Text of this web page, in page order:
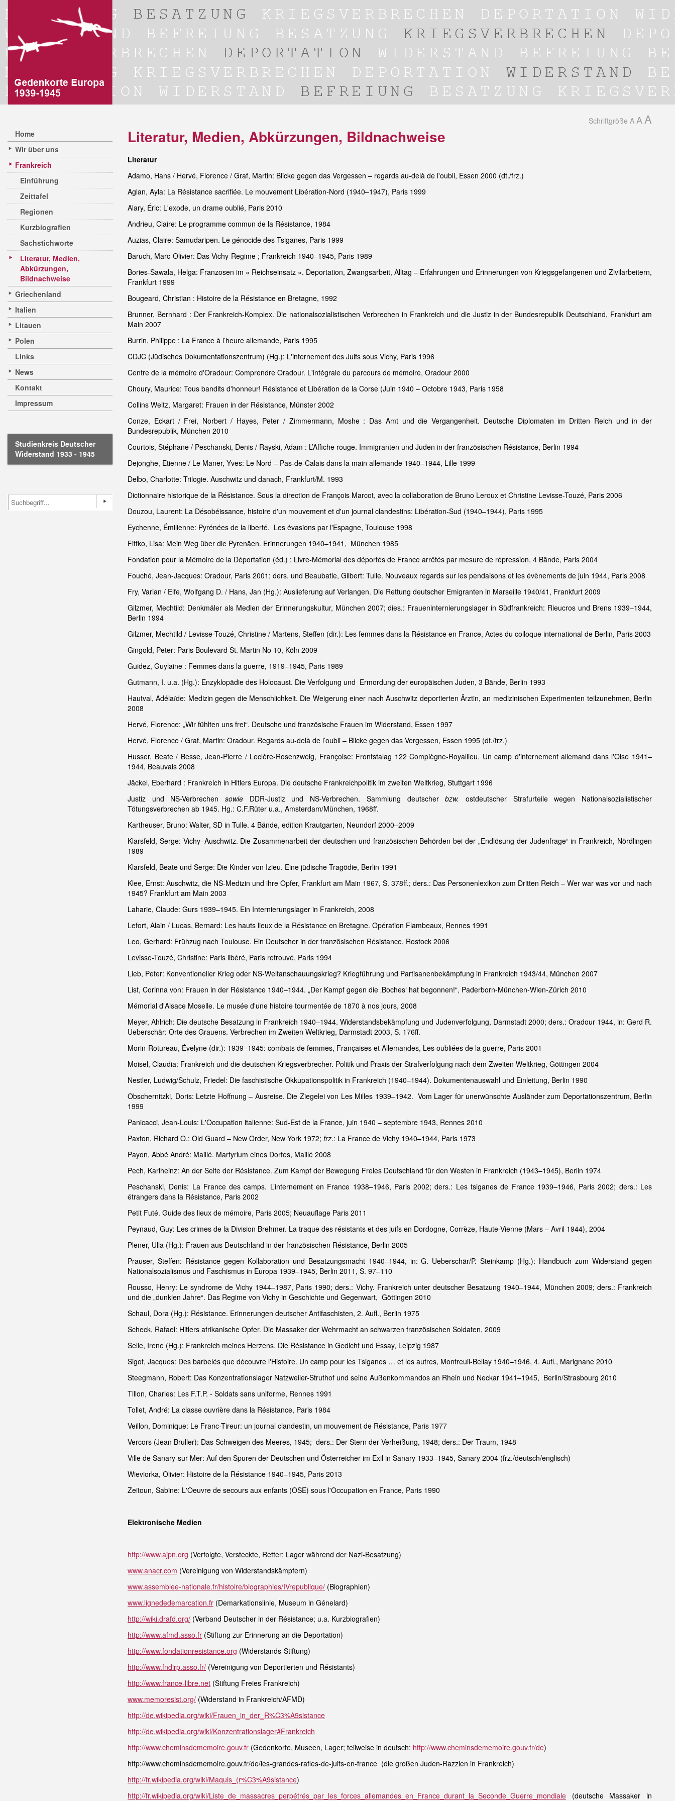
Home
Wir über uns
Frankreich
Einführung
Zeittafel
Regionen
Kurzbiografien
Sachstichworte
Literatur, Medien,
Abkürzungen,
Bildnachweise
Griechenland
Italien
Litauen
Polen
Links
News
Kontakt
Impressum
Studienkreis Deutscher
Widerstand 1933 - 1945
Schriftgröße A A A
Literatur, Medien, Abkürzungen, Bildnachweise
Literatur
Adamo, Hans / Hervé, Florence / Graf, Martin: Blicke gegen das Vergessen – regards au-delà de l'oubli, Essen 2000 (dt./frz.)
Aglan, Ayla: La Résistance sacrifiée. Le mouvement Libération-Nord (1940–1947), Paris 1999
Alary, Éric: L'exode, un drame oublié, Paris 2010
Andrieu, Claire: Le programme commun de la Résistance, 1984
Auzias, Claire: Samudaripen. Le génocide des Tsiganes, Paris 1999
Baruch, Marc-Olivier: Das Vichy-Regime ; Frankreich 1940–1945, Paris 1989
Bories-Sawala, Helga: Franzosen im « Reichseinsatz ». Deportation, Zwangsarbeit, Alltag – Erfahrungen und Erinnerungen von Kriegsgefangenen und Zivilarbeitern,
Frankfurt 1999
Bougeard, Christian : Histoire de la Résistance en Bretagne, 1992
Brunner, Bernhard : Der Frankreich-Komplex. Die nationalsozialistischen Verbrechen in Frankreich und die Justiz in der Bundesrepublik Deutschland, Frankfurt am
Main 2007
Burrin, Philippe : La France à l’heure allemande, Paris 1995
CDJC (Jüdisches Dokumentationszentrum) (Hg.): L'internement des Juifs sous Vichy, Paris 1996
Centre de la mémoire d'Oradour: Comprendre Oradour. L'intégrale du parcours de mémoire, Oradour 2000
Choury, Maurice: Tous bandits d'honneur! Résistance et Libération de la Corse (Juin 1940 – Octobre 1943, Paris 1958
Collins Weitz, Margaret: Frauen in der Résistance, Münster 2002
Conze, Eckart / Frei, Norbert / Hayes, Peter / Zimmermann, Moshe : Das Amt und die Vergangenheit. Deutsche Diplomaten im Dritten Reich und in der
Bundesrepublik, München 2010
Courtois, Stéphane / Peschanski, Denis / Rayski, Adam : L’Affiche rouge. Immigranten und Juden in der französischen Résistance, Berlin 1994
Dejonghe, Etienne / Le Maner, Yves: Le Nord – Pas-de-Calais dans la main allemande 1940–1944, Lille 1999
Delbo, Charlotte: Trilogie. Auschwitz und danach, Frankfurt/M. 1993
Dictionnaire historique de la Résistance. Sous la direction de François Marcot, avec la collaboration de Bruno Leroux et Christine Levisse-Touzé, Paris 2006
Douzou, Laurent: La Désobéissance, histoire d'un mouvement et d'un journal clandestins: Libération-Sud (1940–1944), Paris 1995
Eychenne, Émilienne: Pyrénées de la liberté. Les évasions par l'Espagne, Toulouse 1998
Fittko, Lisa: Mein Weg über die Pyrenäen. Erinnerungen 1940–1941, München 1985
Fondation pour la Mémoire de la Déportation (éd.) : Livre-Mémorial des déportés de France arrêtés par mesure de répression, 4 Bände, Paris 2004
Fouché, Jean-Jacques: Oradour, Paris 2001; ders. und Beaubatie, Gilbert: Tulle. Nouveaux regards sur les pendaisons et les évènements de juin 1944, Paris 2008
Fry, Varian / Elfe, Wolfgang D. / Hans, Jan (Hg.): Auslieferung auf Verlangen. Die Rettung deutscher Emigranten in Marseille 1940/41, Frankfurt 2009
Gilzmer, Mechtild: Denkmäler als Medien der Erinnerungskultur, München 2007; dies.: Fraueninternierungslager in Südfrankreich: Rieucros und Brens 1939–1944,
Berlin 1994
Gilzmer, Mechtild / Levisse-Touzé, Christine / Martens, Steffen (dir.): Les femmes dans la Résistance en France, Actes du colloque international de Berlin, Paris 2003
Gingold, Peter: Paris Boulevard St. Martin No 10, Köln 2009
Guidez, Guylaine : Femmes dans la guerre, 1919–1945, Paris 1989
Gutmann, I. u.a. (Hg.): Enzyklopädie des Holocaust. Die Verfolgung und Ermordung der europäischen Juden, 3 Bände, Berlin 1993
Hautval, Adélaїde: Medizin gegen die Menschlichkeit. Die Weigerung einer nach Auschwitz deportierten Ärztin, an medizinischen Experimenten teilzunehmen, Berlin
2008
Hervé, Florence: „Wir fühlten uns frei“. Deutsche und französische Frauen im Widerstand, Essen 1997
Hervé, Florence / Graf, Martin: Oradour. Regards au-delà de l’oubli – Blicke gegen das Vergessen, Essen 1995 (dt./frz.)
Husser, Beate / Besse, Jean-Pierre / Leclère-Rosenzweig, Françoise: Frontstalag 122 Compiègne-Royallieu. Un camp d'internement allemand dans l'Oise 1941–
1944, Beauvais 2008
Jäckel, Eberhard : Frankreich in Hitlers Europa. Die deutsche Frankreichpolitik im zweiten Weltkrieg, Stuttgart 1996
Justiz und NS-Verbrechensowie DDR-Justiz und NS-Verbrechen. Sammlung deutscherbzw. ostdeutscher Strafurteile wegen Nationalsozialistischer
Tötungsverbrechen ab 1945. Hg.: C.F.Rüter u.a., Amsterdam/München, 1968ff.
Kartheuser, Bruno: Walter, SD in Tulle. 4 Bände, edition Krautgarten, Neundorf 2000–2009
Klarsfeld, Serge: Vichy–Auschwitz. Die Zusammenarbeit der deutschen und französischen Behörden bei der „Endlösung der Judenfrage“ in Frankreich, Nördlingen
1989
Klarsfeld, Beate und Serge: Die Kinder von Izieu. Eine jüdische Tragödie, Berlin 1991
Klee, Ernst: Auschwitz, die NS-Medizin und ihre Opfer, Frankfurt am Main 1967, S. 378ff.; ders.: Das Personenlexikon zum Dritten Reich – Wer war was vor und nach
1945? Frankfurt am Main 2003
Laharie, Claude: Gurs 1939–1945. Ein Internierungslager in Frankreich, 2008
Lefort, Alain / Lucas, Bernard: Les hauts lieux de la Résistance en Bretagne. Opération Flambeaux, Rennes 1991
Leo, Gerhard: Frühzug nach Toulouse. Ein Deutscher in der französischen Résistance, Rostock 2006
Levisse-Touzé, Christine: Paris libéré, Paris retrouvé, Paris 1994
Lieb, Peter: Konventioneller Krieg oder NS-Weltanschauungskrieg? Kriegführung und Partisanenbekämpfung in Frankreich 1943/44, München 2007
List, Corinna von: Frauen in der Résistance 1940–1944. „Der Kampf gegen die ‚Boches‘ hat begonnen!“, Paderborn-München-Wien-Zürich 2010
Mémorial d'Alsace Moselle. Le musée d'une histoire tourmentée de 1870 à nos jours, 2008
Meyer, Ahlrich: Die deutsche Besatzung in Frankreich 1940–1944. Widerstandsbekämpfung und Judenverfolgung, Darmstadt 2000; ders.: Oradour 1944, in: Gerd R.
Ueberschär: Orte des Grauens. Verbrechen im Zweiten Weltkrieg, Darmstadt 2003, S. 176ff.
Morin-Rotureau, Évelyne (dir.): 1939–1945: combats de femmes, Françaises et Allemandes, Les oubliées de la guerre, Paris 2001
Moisel, Claudia: Frankreich und die deutschen Kriegsverbrecher. Politik und Praxis der Strafverfolgung nach dem Zweiten Weltkrieg, Göttingen 2004
Nestler, Ludwig/Schulz, Friedel: Die faschistische Okkupationspolitik in Frankreich (1940–1944). Dokumentenauswahl und Einleitung, Berlin 1990
Obschernitzki, Doris: Letzte Hoffnung – Ausreise. Die Ziegelei von Les Milles 1939–1942. Vom Lager für unerwünschte Ausländer zum Deportationszentrum, Berlin
1999
Panicacci, Jean-Louis: L'Occupation italienne: Sud-Est de la France, juin 1940 – septembre 1943, Rennes 2010
Paxton, Richard O.: Old Guard – New Order, New York 1972; frz.: La France de Vichy 1940–1944, Paris 1973
Payon, Abbé André: Maillé. Martyrium eines Dorfes, Maillé 2008
Pech, Karlheinz: An der Seite der Résistance. Zum Kampf der Bewegung Freies Deutschland für den Westen in Frankreich (1943–1945), Berlin 1974
Peschanski, Denis: La France des camps. L’internement en France 1938–1946, Paris 2002; ders.: Les tsiganes de France 1939–1946, Paris 2002; ders.: Les
étrangers dans la Résistance, Paris 2002
Petit Futé. Guide des lieux de mémoire, Paris 2005; Neuauflage Paris 2011
Peynaud, Guy: Les crimes de la Division Brehmer. La traque des résistants et des juifs en Dordogne, Corrèze, Haute-Vienne (Mars – Avril 1944), 2004
Plener, Ulla (Hg.): Frauen aus Deutschland in der französischen Résistance, Berlin 2005
Prauser, Steffen: Résistance gegen Kollaboration und Besatzungsmacht 1940–1944, in: G. Ueberschär/P. Steinkamp (Hg.): Handbuch zum Widerstand gegen
Nationalsozialismus und Faschismus in Europa 1939–1945, Berlin 2011, S. 97–110
Rousso, Henry: Le syndrome de Vichy 1944–1987, Paris 1990; ders.: Vichy. Frankreich unter deutscher Besatzung 1940–1944, München 2009; ders.: Frankreich
und die „dunklen Jahre“. Das Regime von Vichy in Geschichte und Gegenwart, Göttingen 2010
Schaul, Dora (Hg.): Résistance. Erinnerungen deutscher Antifaschisten, 2. Aufl., Berlin 1975
Scheck, Rafael: Hitlers afrikanische Opfer. Die Massaker der Wehrmacht an schwarzen französischen Soldaten, 2009
Selle, Irene (Hg.): Frankreich meines Herzens. Die Résistance in Gedicht und Essay, Leipzig 1987
Sigot, Jacques: Des barbelés que découvre l'Histoire. Un camp pour les Tsiganes … et les autres, Montreuil-Bellay 1940–1946, 4. Aufl., Marignane 2010
Steegmann, Robert: Das Konzentrationslager Natzweiler-Struthof und seine Außenkommandos an Rhein und Neckar 1941–1945, Berlin/Strasbourg 2010
Tillon, Charles: Les F.T.P. - Soldats sans uniforme, Rennes 1991
Tollet, André: La classe ouvrière dans la Résistance, Paris 1984
Veillon, Dominique: Le Franc-Tireur: un journal clandestin, un mouvement de Résistance, Paris 1977
Vercors (Jean Bruller): Das Schweigen des Meeres, 1945; ders.: Der Stern der Verheißung, 1948; ders.: Der Traum, 1948
Ville de Sanary-sur-Mer: Auf den Spuren der Deutschen und Österreicher im Exil in Sanary 1933–1945, Sanary 2004 (frz./deutsch/englisch)
Wieviorka, Olivier: Histoire de la Résistance 1940–1945, Paris 2013
Zeitoun, Sabine: L'Oeuvre de secours aux enfants (OSE) sous l'Occupation en France, Paris 1990
Elektronische Medien
http://www.ajpn.org (Verfolgte, Versteckte, Retter; Lager während der Nazi-Besatzung)
www.anacr.com (Vereinigung von Widerstandskämpfern)
www.assemblee-nationale.fr/histoire/biographies/IVrepublique/ (Biographien)
www.lignededemarcation.fr (Demarkationslinie, Museum in Génelard)
http://wiki.drafd.org/ (Verband Deutscher in der Résistance; u.a. Kurzbiografien)
http://www.afmd.asso.fr (Stiftung zur Erinnerung an die Deportation)
http://www.fondationresistance.org (Widerstands-Stiftung)
http://www.fndirp.asso.fr/ (Vereinigung von Deportierten und Résistants)
http://www.france-libre.net (Stiftung Freies Frankreich)
www.memoresist.org/ (Widerstand in Frankreich/AFMD)
http://de.wikipedia.org/wiki/Frauen_in_der_R%C3%A9sistance
http://de.wikipedia.org/wiki/Konzentrationslager#Frankreich
http://www.cheminsdememoire.gouv.fr (Gedenkorte, Museen, Lager; teilweise in deutsch: http://www.cheminsdememoire.gouv.fr/de)
http://www.cheminsdememoire.gouv.fr/de/les-grandes-rafles-de-juifs-en-france (die großen Juden-Razzien in Frankreich)
http://fr.wikipedia.org/wiki/Maquis_(r%C3%A9sistance)
http://fr.wikipedia.org/wiki/Liste_de_massacres_perpétrés_par_les_forces_allemandes_en_France_durant_la_Seconde_Guerre_mondiale (deutsche Massaker in